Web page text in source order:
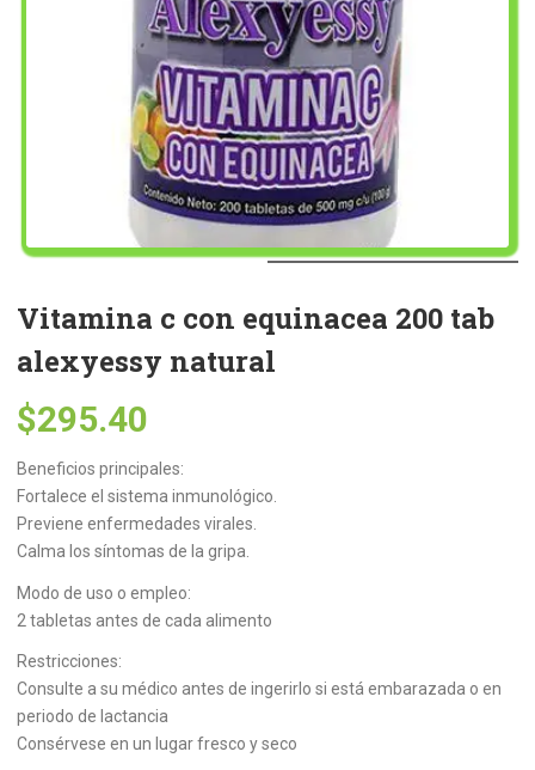
Vitamina c con equinacea 200 tab
alexyessy natural
$295.40
Beneficios principales:
Fortalece el sistema inmunológico.
Previene enfermedades virales.
Calma los síntomas de la gripa.
Modo de uso o empleo:
2 tabletas antes de cada alimento
Restricciones:
Consulte a su médico antes de ingerirlo si está embarazada o en
periodo de lactancia
Consérvese en un lugar fresco y seco